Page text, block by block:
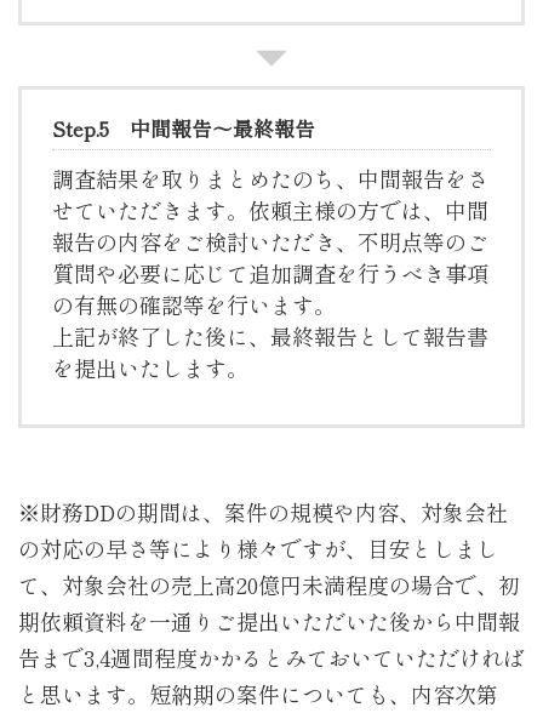
Step.5 中間報告～最終報告
調査結果を取りまとめたのち、中間報告をさ
せていただきます。依頼主様の方では、中間
報告の内容をご検討いただき、不明点等のご
質問や必要に応じて追加調査を行うべき事項
の有無の確認等を行います。
上記が終了した後に、最終報告として報告書
を提出いたします。
※財務DDの期間は、案件の規模や内容、対象会社
の対応の早さ等により様々ですが、目安としまし
て、対象会社の売上高20億円未満程度の場合で、初
期依頼資料を一通りご提出いただいた後から中間報
告まで3,4週間程度かかるとみておいていただければ
と思います。短納期の案件についても、内容次第